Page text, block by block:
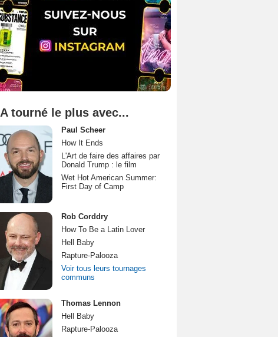
A tourné le plus avec...
Paul Scheer
How It Ends
L'Art de faire des affaires par
Donald Trump : le film
Wet Hot American Summer:
First Day of Camp
Rob Corddry
How To Be a Latin Lover
Hell Baby
Rapture-Palooza
Voir tous leurs tournages
communs
Thomas Lennon
Hell Baby
Rapture-Palooza